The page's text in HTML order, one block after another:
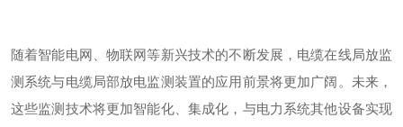
随着智能电网、物联网等新兴技术的不断发展，电缆在线局放监
测系统与电缆局部放电监测装置的应用前景将更加广阔。未来，
这些监测技术将更加智能化、集成化，与电力系统其他设备实现